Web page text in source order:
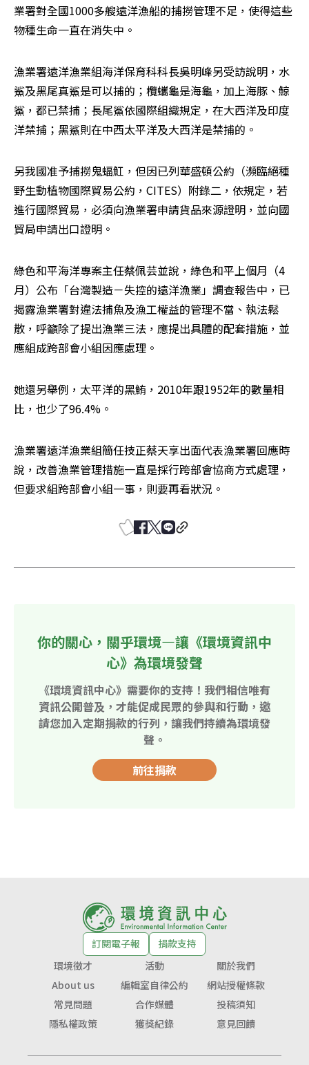
業署對全國1000多艘遠洋漁船的捕撈管理不足，使得這些
物種生命一直在消失中。
漁業署遠洋漁業組海洋保育科科長吳明峰另受訪說明，水
鯊及黑尾真鯊是可以捕的；欖蠵龜是海龜，加上海豚、鯨
鯊，都已禁捕；長尾鯊依國際組織規定，在大西洋及印度
洋禁捕；黑鯊則在中西太平洋及大西洋是禁捕的。
另我國准予捕撈鬼蝠魟，但因已列華盛頓公約（瀕臨絕種
野生動植物國際貿易公約，CITES）附錄二，依規定，若
進行國際貿易，必須向漁業署申請貨品來源證明，並向國
貿局申請出口證明。
綠色和平海洋專案主任蔡佩芸並說，綠色和平上個月（4
月）公布「台灣製造－失控的遠洋漁業」調查報告中，已
揭露漁業署對違法捕魚及漁工權益的管理不當、執法鬆
散，呼籲除了提出漁業三法，應提出具體的配套措施，並
應組成跨部會小組因應處理。
她還另舉例，太平洋的黑鮪，2010年跟1952年的數量相
比，也少了96.4%。
漁業署遠洋漁業組簡任技正蔡天享出面代表漁業署回應時
說，改善漁業管理措施一直是採行跨部會協商方式處理，
但要求組跨部會小組一事，則要再看狀況。
你的關心，關乎環境—讓《環境資訊中
心》為環境發聲
《環境資訊中心》需要你的支持！我們相信唯有
資訊公開普及，才能促成民眾的參與和行動，邀
請您加入定期捐款的行列，讓我們持續為環境發
聲。
前往捐款
訂閱電子報
捐款支持
環境徵才
活動
關於我們
About us
編輯室自律公約
網站授權條款
常見問題
合作媒體
投稿須知
隱私權政策
獲獎紀錄 意見回饋